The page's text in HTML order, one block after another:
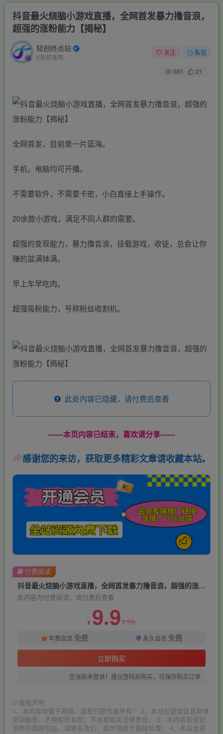
抖音最火烧脑小游戏直播，全网首发暴力撸音浪，
超强的涨粉能力【揭秘】
轻创终点站
2年前发布
关注 私信
681 21
全网首发，目前是一片蓝海。
手机，电脑均可开播。
不需要软件，不需要卡密，小白直接上手操作。
20余款小游戏，满足不同人群的需要。
超强的变现能力，暴力撸音浪，挂载游戏，收徒，总会让你
赚的盆满钵满。
早上车早吃肉。
超强吸粉能力，号称粉丝收割机。
此处内容已隐藏，请付费后查看
------本页内容已结束，喜欢请分享------
感谢您的来访，获取更多精彩文章请收藏本站。
抖音最火烧脑小游戏直播，全网首发暴力撸音浪，超强的涨粉能力【揭秘】
此内容为付费阅读，请付费后查看
¥ 9.9¥99
年费会员 免费 永久会员 免费
立即购买
您当前未登录！建议登陆后购买，可保存购买订单
付费阅读
© 版权声明
1、本内容转载于网络，版权归原作者所有！ 2、本站仅提供信息存储
空间服务，不拥有所有权，不承担相关法律责任。 3、本内容若侵犯
到你的版权利益，请联系我们，会尽快给予删除处理！ 4、本站全资